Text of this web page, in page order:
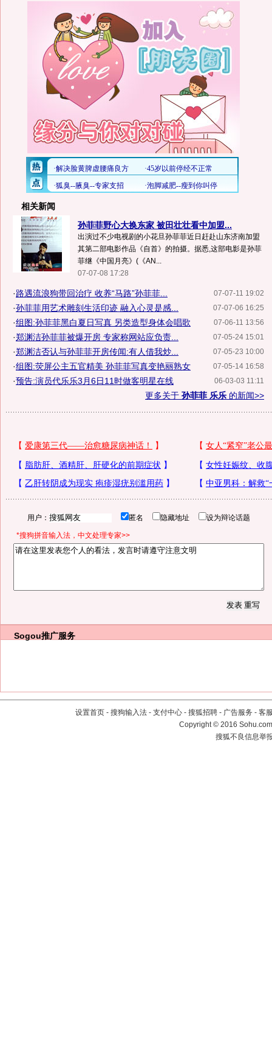
相关新闻
孙菲菲野心大换东家 被田壮壮看中加盟...
出演过不少电视剧的小花旦孙菲菲近日赶赴山东济南加盟
其第二部电影作品《自首》的拍摄。据悉,这部电影是孙菲
菲继《中国月亮》(《AN...
07-07-08 17:28
07-07-11 19:02
·路遇流浪狗带回治疗 收养“马路”孙菲菲...
07-07-06 16:25
·孙菲菲用艺术雕刻生活印迹 融入心灵是感...
07-06-11 13:56
·组图:孙菲菲黑白夏日写真 另类造型身体会唱歌
07-05-24 15:01
·郑渊洁孙菲菲被爆开房 专家称网站应负责...
07-05-23 10:00
·郑渊洁否认与孙菲菲开房传闻:有人借我炒...
07-05-14 16:58
·组图:荧屏公主五官精美 孙菲菲写真变艳丽熟女
06-03-03 11:11
·预告:演员代乐乐3月6日11时做客明星在线
更多关于 孙菲菲 乐乐 的新闻>>
用户： 匿名 隐藏地址 设为辩论话题
*搜狗拼音输入法，中文处理专家>>
Sogou推广服务
设置首页 - 搜狗输入法 - 支付中心 - 搜狐招聘 - 广告服务 - 客
Copyright©2016
搜狐不良信息举